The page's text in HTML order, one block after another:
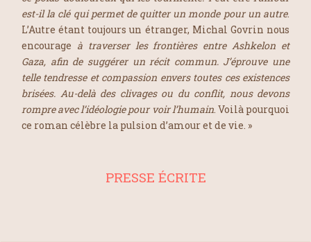
est-il la clé qui permet de quitter un monde pour un autre.
L’Autre étant toujours un étranger, Michal Govrin nous
encourage à traverser les frontières entre Ashkelon et
Gaza, afin de suggérer un récit commun. J’éprouve une
telle tendresse et compassion envers toutes ces existences
brisées. Au-delà des clivages ou du conflit, nous devons
rompre avec l’idéologie pour voir l’humain. Voilà pourquoi
ce roman célèbre la pulsion d’amour et de vie. »
PRESSE ÉCRITE